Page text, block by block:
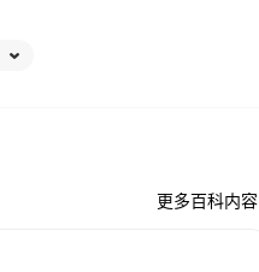
更多百科内容